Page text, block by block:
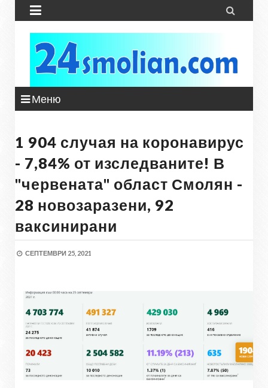
 
Меню
1 904 случая на коронавирус
- 7,84% от изследваните! В
"червената" област Смолян -
28 новозаразени, 92
ваксинирани
СЕПТЕМВРИ 25, 2021